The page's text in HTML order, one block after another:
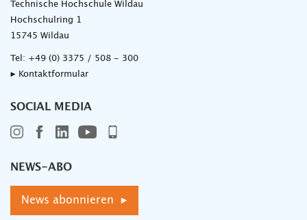
Technische Hochschule Wildau
Hochschulring 1
15745 Wildau
Tel: +49 (0) 3375 / 508 - 300
▸ Kontaktformular
SOCIAL MEDIA
NEWS-ABO
News abonnieren ▸